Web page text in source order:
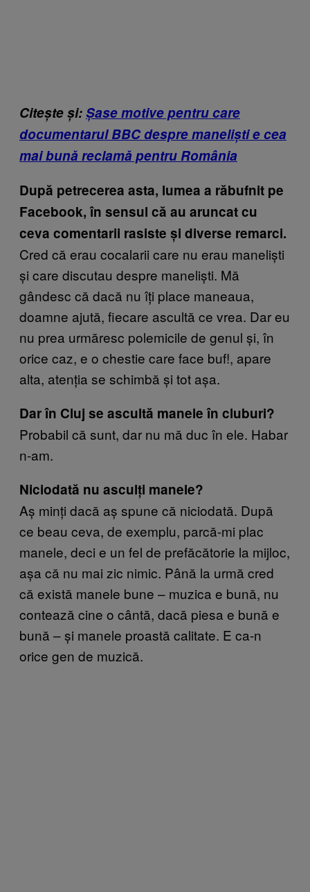
Citește și:Șase motive pentru care
documentarul BBC despre maneliști e cea
mai bună reclamă pentru România
După petrecerea asta, lumea a răbufnit pe
Facebook, în sensul că au aruncat cu
ceva comentarii rasiste și diverse remarci.
Cred că erau cocalarii care nu erau maneliști
și care discutau despre maneliști. Mă
gândesc că dacă nu îți place maneaua,
doamne ajută, fiecare ascultă ce vrea. Dar eu
nu prea urmăresc polemicile de genul și, în
orice caz, e o chestie care face buf!, apare
alta, atenția se schimbă și tot așa.
Dar în Cluj se ascultă manele în cluburi?
Probabil că sunt, dar nu mă duc în ele. Habar
n-am.
Niciodată nu asculți manele?
Aș minți dacă aș spune că niciodată. După
ce beau ceva, de exemplu, parcă-mi plac
manele, deci e un fel de prefăcătorie la mijloc,
așa că nu mai zic nimic. Până la urmă cred
că există manele bune – muzica e bună, nu
contează cine o cântă, dacă piesa e bună e
bună – și manele proastă calitate. E ca-n
orice gen de muzică.